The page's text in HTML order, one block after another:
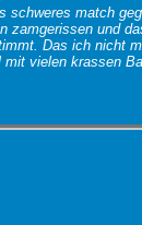
schweres match
zamgerissen und
Das ich nicht
vielen krassen